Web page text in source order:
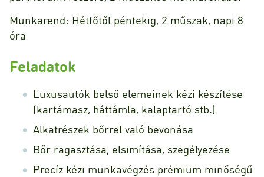
Munkarend: Hétfőtől péntekig, 2 műszak, napi 8
óra
Feladatok
Luxusautók belső elemeinek kézi készítése
(kartámasz, háttámla, kalaptartó stb.)
Alkatrészek bőrrel való bevonása
Bőr ragasztása, elsimítása, szegélyezése
Precíz kézi munkavégzés prémium minőségű